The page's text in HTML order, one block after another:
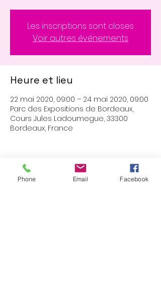
Les inscriptions sont closes
Voir autres événements
Heure et lieu
22 mai 2020, 09:00 – 24 mai 2020, 09:00
Parc des Expositions de Bordeaux,
Cours Jules Ladoumegue, 33300
Bordeaux, France
Partager cet événement
Phone Email Facebook